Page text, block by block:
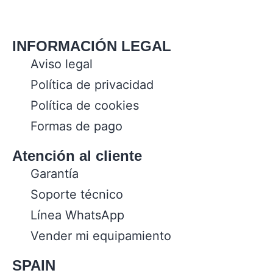
INFORMACIÓN LEGAL
Aviso legal
Política de privacidad
Política de cookies
Formas de pago
Atención al cliente
Garantía
Soporte técnico
Línea WhatsApp
Vender mi equipamiento
SPAIN